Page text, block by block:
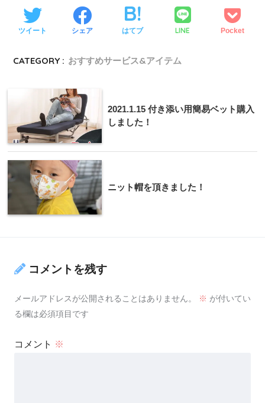
ツイート シェア はてブ LINE Pocket
CATEGORY : おすすめサービス&アイテム
2021.1.15 付き添い用簡易ベット購入
しました！
ニット帽を頂きました！
コメントを残す
メールアドレスが公開されることはありません。 ※ が付いてい
る欄は必須項目です
コメント ※